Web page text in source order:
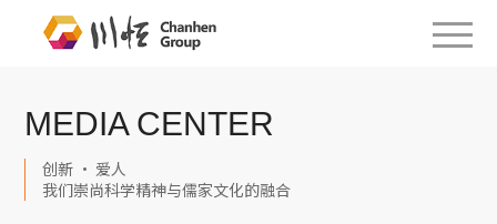
MEDIA CENTER
创新 · 爱人
我们崇尚科学精神与儒家文化的融合